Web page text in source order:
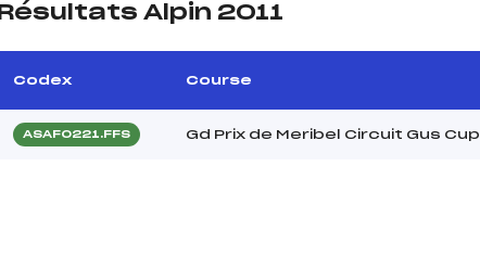
Résultats Alpin 2011
Codex Course
ASAF0221.FFS Gd Prix de Meribel Circuit Gus Cup